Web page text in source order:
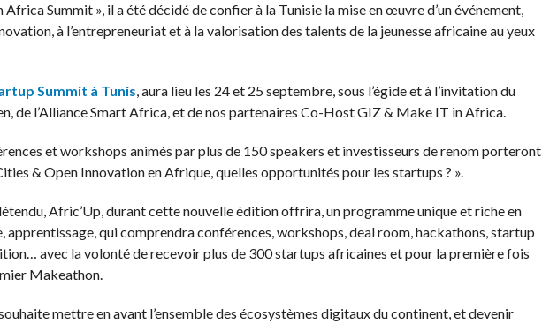
Summit », il a été décidé de confier à la Tunisie la mise en œuvre d’un événement,
à l’entrepreneuriat et à la valorisation des talents de la jeunesse africaine au yeux
Summit à Tunis, aura lieu les 24 et 25 septembre, sous l’égide et à l’invitation du
de l’Alliance Smart Africa, et de nos partenaires Co-Host GIZ & Make IT in Africa.
et workshops animés par plus de 150 speakers et investisseurs de renom porteront
& Open Innovation en Afrique, quelles opportunités pour les startups ? ».
Afric’Up, durant cette nouvelle édition offrira, un programme unique et riche en
apprentissage, qui comprendra conférences, workshops, deal room, hackathons, startup
avec la volonté de recevoir plus de 300 startups africaines et pour la première fois
Makeathon.
mettre en avant l’ensemble des écosystèmes digitaux du continent, et devenir